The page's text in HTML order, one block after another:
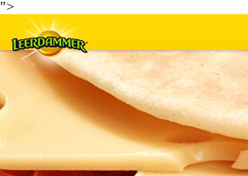
">
Recepten
Producten
Duurzaamheid